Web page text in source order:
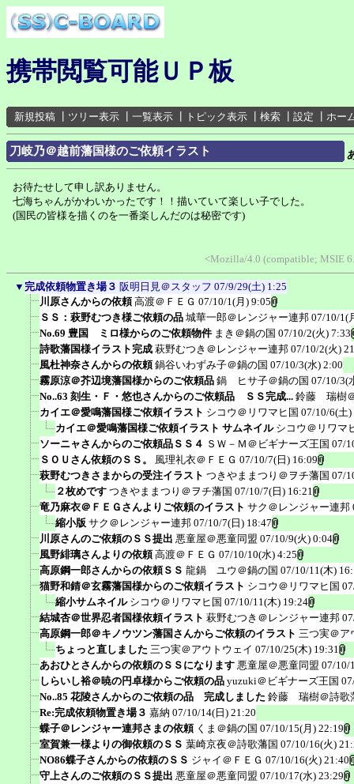
携帯閲覧可能ＵＰ板
新規投稿 ツリー表示 一覧表示 トピック表示 検索 設定 ホー
刀岐乃＠越前藩国様のご依頼イラスト
お待たせして申し訳ありません。
七海ちゃんがかわいかったです！！描いていて楽しい子でした。
(国民の皆様を描くのを一番楽しんだのは秘密です)
<Mozilla/4.0 (compatible; MSIE
▼ 完成依頼物置き場３ 阪明日見＠スタッフ 07/9/29(土) 1:25
川原さんからの依頼 高渡＠ＦＥＧ 07/10/1(月) 9:05
ＳＳ：萩野むつき様ご依頼の品 城華一郎＠レンジャー連邦 07/10/1(
No.69 豊国 ミロ様からのご依頼物件 まき＠鍋の国 07/10/2(火) 7:33
詩歌藩国様イラスト完成 萩野むつき＠レンジャー連邦 07/10/2(火)
風杜神奈さんからの依頼 鍋谷いわずみ子＠鍋の国 07/10/3(水) 2:00
霧原涼＠芥辺境藩国様からのご依頼品 鍋 ヒサ子＠鍋の国 07/10/3(
No..63 刻生・Ｆ・悠也さんからのご依頼品 ＳＳ完成... 鈴藤 瑞樹
カイエ＠愛鳴藩国様ご依頼イラスト シコウ＠リワマヒ国 07/10/6(土)
カイエ＠愛鳴藩国様ご依頼イラスト サムネイル シコウ＠リワマ
ソーニャさんからのご依頼品ＳＳ４ ＳＷ－Ｍ＠ビギナーズ王国 07/
ＳＯＵさん依頼のＳＳ。
風理礼衣＠ＦＥＧ 07/10/7(日) 16:09
萩野むつきさまからの受注イラスト つきやままつり＠ヲチ藩国 07/
２枚めです つきやままつり＠ヲチ藩国 07/10/7(日) 16:21
竜乃麻衣＠ＦＥＧさんよりご依頼のイラスト サク＠レンジャー連邦
縮小版 サク＠レンジャー連邦 07/10/7(日) 18:47
川原さんのご依頼のＳＳ提出 悪童屋＠悪童同盟 07/10/9(火) 0:04
風野緋璃さんよりの依頼 高渡＠ＦＥＧ 07/10/10(水) 4:25
高原鋼一郎さんからの依頼ＳＳ 龍鍋 ユウ＠鍋の国 07/10/11(木)
猫野和錆＠玄霧藩国様からのご依頼イラスト シコウ＠リワマヒ国
縮小サムネイル シコウ＠リワマヒ国 07/10/11(木) 19:24
結城杏＠世界忍者国様依頼イラスト 萩野むつき＠レンジャー連邦
高原鋼一郎＠キノウツン藩国さんからご依頼のイラスト 三つ実＠ア
ちょっと直しました 三つ実＠アウトウェイ 07/10/25(木) 19:31
あおひとさんからの依頼のＳＳになります 悪童屋＠悪童同盟 07/10/
しらいし裕＠暁の円卓様からご依頼の品 yuzuki＠ビギナーズ王国
No..85 花陵さんからのご依頼の品 完成しました 鈴藤 瑞樹＠詩歌
Re:完成依頼物置き場３ 嘉納 07/10/14(日) 21:20
蝶子＠レンジャー連邦さまの依頼 くま＠鍋の国 07/10/15(月) 22:19
室賀兼一様よりの御依頼のＳＳ 葉崎京夜＠詩歌藩国 07/10/16(火)
NO86蝶子さんからの依頼のＳＳ ジャイ＠ＦＥＧ 07/10/16(火) 21:40
守上さんのご依頼のＳＳ提出 悪童屋＠悪童同盟 07/10/17(水) 23:29